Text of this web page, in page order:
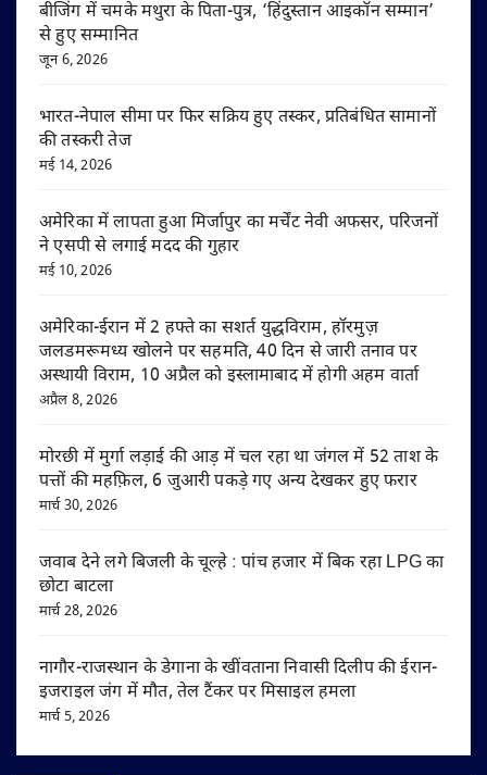
बीजिंग में चमके मथुरा के पिता-पुत्र, ‘हिंदुस्तान आइकॉन सम्मान’
से हुए सम्मानित
जून 6, 2026
भारत-नेपाल सीमा पर फिर सक्रिय हुए तस्कर, प्रतिबंधित सामानों
की तस्करी तेज
मई 14, 2026
अमेरिका में लापता हुआ मिर्जापुर का मर्चेंट नेवी अफसर, परिजनों
ने एसपी से लगाई मदद की गुहार
मई 10, 2026
अमेरिका-ईरान में 2 हफ्ते का सशर्त युद्धविराम, हॉरमुज़
जलडमरूमध्य खोलने पर सहमति, 40 दिन से जारी तनाव पर
अस्थायी विराम, 10 अप्रैल को इस्लामाबाद में होगी अहम वार्ता
अप्रैल 8, 2026
मोरछी में मुर्गा लड़ाई की आड़ में चल रहा था जंगल में 52 ताश के
पत्तों की महफ़िल, 6 जुआरी पकड़े गए अन्य देखकर हुए फरार
मार्च 30, 2026
जवाब देने लगे बिजली के चूल्हे : पांच हजार में बिक रहा LPG का
छोटा बाटला
मार्च 28, 2026
नागौर-राजस्थान के डेगाना के खींवताना निवासी दिलीप की ईरान-
इजराइल जंग में मौत, तेल टैंकर पर मिसाइल हमला
मार्च 5, 2026